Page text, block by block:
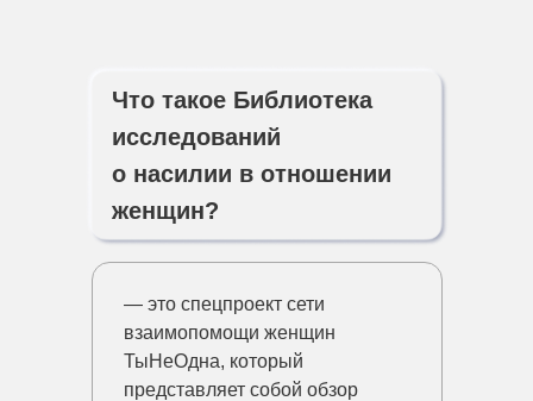
Что такое Библиотека
исследований
о насилии в отношении
женщин?
— это спецпроект сети
взаимопомощи женщин
ТыНеОдна, который
представляет собой обзор